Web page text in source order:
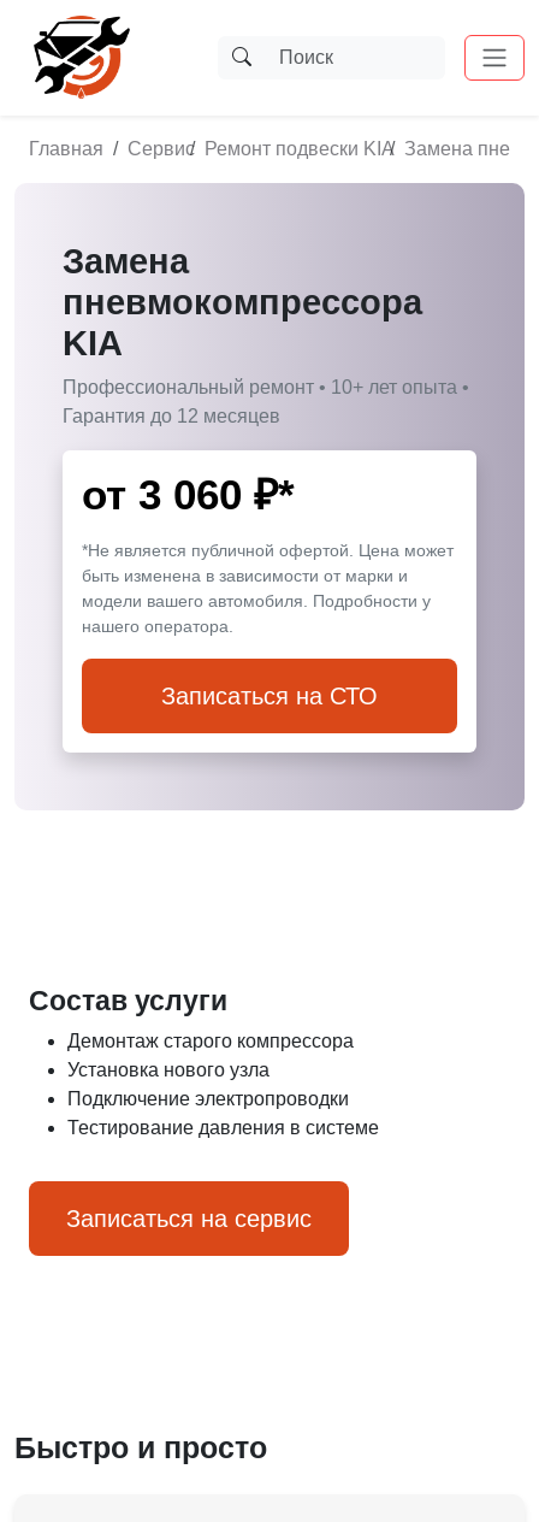
Главная Сервис Ремонт подвески KIA Замена
Замена
пневмокомпрессора
KIA
Профессиональный ремонт • 10+ лет опыта •
Гарантия до 12 месяцев
от 3 060 ₽*
*Не является публичной офертой. Цена может
быть изменена в зависимости от марки и
модели вашего автомобиля. Подробности у
нашего оператора.
Записаться на СТО
Состав услуги
Демонтаж старого компрессора
Установка нового узла
Подключение электропроводки
Тестирование давления в системе
Записаться на сервис
Быстро и просто